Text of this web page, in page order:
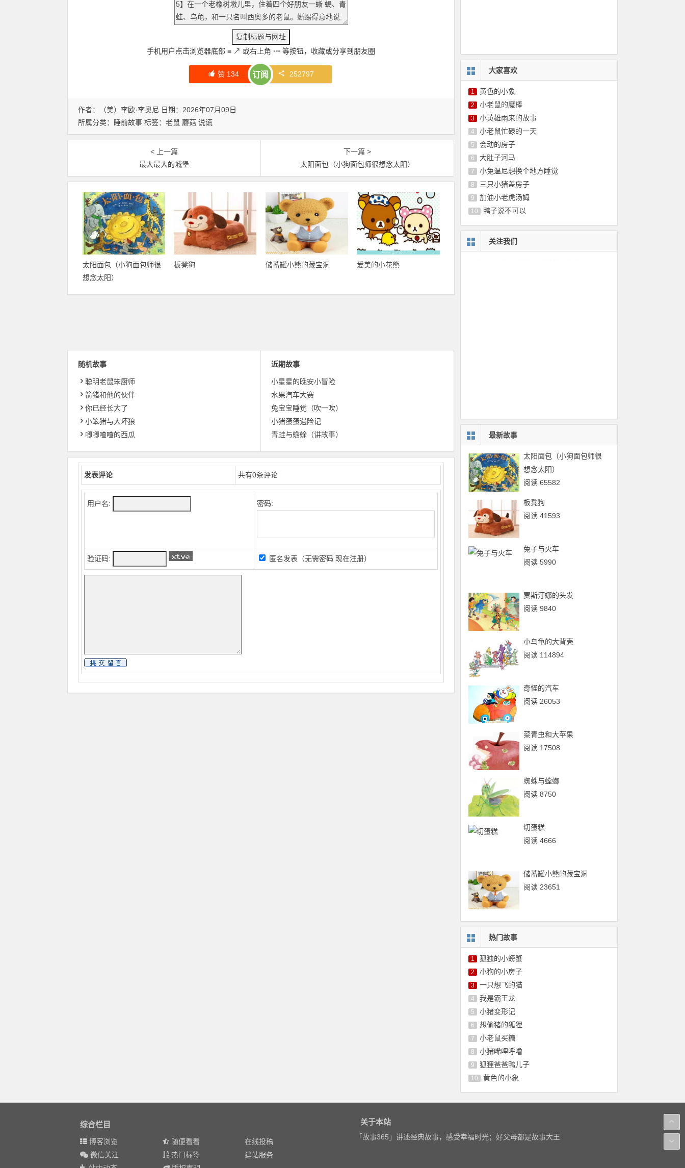
手机用户点击浏览器底部 ≡ ↗ 或右上角 ┅等按钮，收藏或分享到朋友圈
赞 134 订阅 252797
作者：（美）李欧·李奥尼 日期：2026年07月09日
所属分类：
睡前故事 标签： 老鼠 蘑菇 说谎
< 上一篇
最大最大的城堡
下一篇 >
太阳面包（小狗面包师很想念太阳）
太阳面包（小狗面包师很
想念太阳）
板凳狗 储蓄罐小熊的藏宝洞 爱美的小花熊
随机故事
聪明老鼠笨厨师
箭猪和他的伙伴
你已经长大了
小笨猪与大坏狼
唧唧喳喳的西瓜
近期故事
小星星的晚安小冒险
水果汽车大赛
兔宝宝睡觉（吹一吹）
小猪蛋蛋遇险记
青蛙与蟾蜍（讲故事）
发表评论 共有0条评论
用户名: 密码:
验证码: 匿名发表（无需密码 现在注册）
大家喜欢
1 黄色的小象
2 小老鼠的魔棒
3 小英雄雨来的故事
4 小老鼠忙碌的一天
5 会动的房子
6 大肚子河马
7 小兔温尼想换个地方睡觉
8 三只小猪盖房子
9 加油小老虎汤姆
10 鸭子说不可以
关注我们
最新故事
太阳面包（小狗面包师很
想念太阳）
阅读 65582
板凳狗
阅读 41593
兔子与火车
阅读 5990
贾斯汀娜的头发
阅读 9840
小乌龟的大背壳
阅读 114894
奇怪的汽车
阅读 26053
菜青虫和大苹果
阅读 17508
蜘蛛与螳螂
阅读 8750
切蛋糕
阅读 4666
储蓄罐小熊的藏宝洞
阅读 23651
热门故事
1 孤独的小螃蟹
2 小狗的小房子
3 一只想飞的猫
4 我是霸王龙
5 小猪变形记
6 想偷猪的狐狸
7 小老鼠买糖
8 小猪唏哩呼噜
9 狐狸爸爸鸭儿子
10 黄色的小象
综合栏目
博客浏览 随便看看
在线投稿
微信关注
热门标签
建站服务
关于本站
「故事365」讲述经典故事，感受幸福时光；好父母都是故事大王